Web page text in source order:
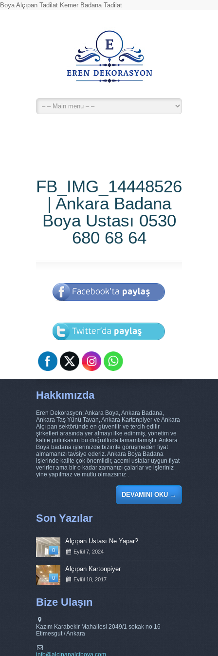
Boya Alçıpan Tadilat Kemer Badana Tadilat
| Ankara Badana
Boya Ustası 0530
680 68 64
Hakkımızda
Eren Dekorasyon; Ankara Boya, Ankara Badana,
Ankara Taş Yünü Tavan, Ankara Kartonpiyer ve Ankara
Alçı pan sektöründe en güvenilir ve tercih edilir
şirketleri arasında yer almayı ilke edinmiş, yönetim ve
kalite politikasını bu doğrultuda tamamlamıştır. Ankara
Boya badana işlerinizde bizimle görüşmeden fiyat
almamanızı tavsiye ederiz. Ankara Boya Badana
işlerinde kalite çok önemlidir, acemi ustalar uygun fiyat
verirler ama bir o kadar zamanızı çalarlar ve işleriniz
yine yapılmaz ve mutlu olmazsınız .
DEVAMINI OKU→
Son Yazılar
0
Alçıpan Ustası Ne Yapar?
Eylül 7, 2024
0
Alçıpan Kartonpiyer
Eylül 18, 2017
Bize Ulaşın
Kazım Karabekir Mahallesi 2049/1 sokak no 16
Etimesgut / Ankara
info@alcipanalciboya.com